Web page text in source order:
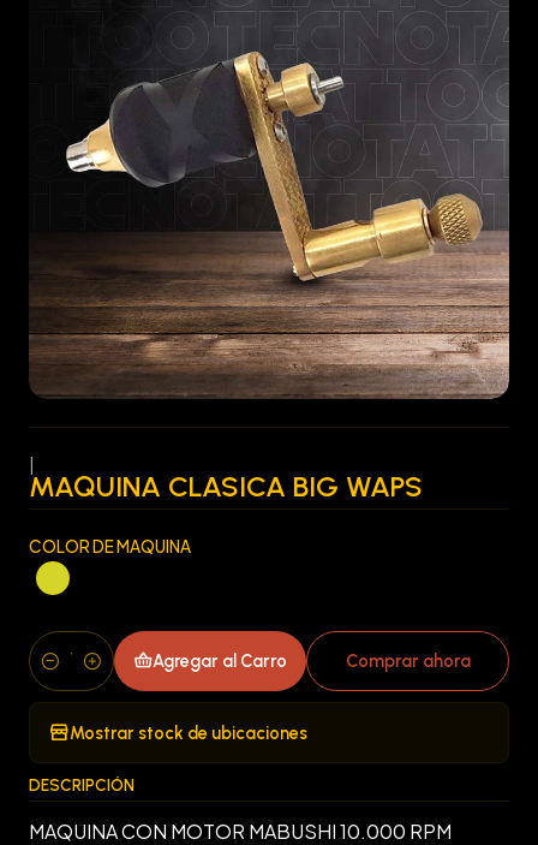
MAQUINA CLASICA BIG WAPS
COLOR DE MAQUINA
Cantidad
Agregar al Carro Comprar ahora
Mostrar stock de ubicaciones
DESCRIPCIÓN
MAQUINA CON MOTOR MABUSHI 10.000 RPM